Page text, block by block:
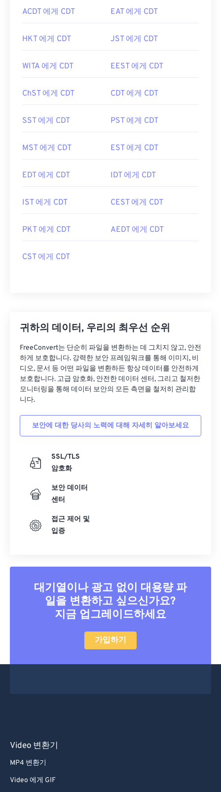
ACDT 에게 CDT EAT 에게 CDT
HKT 에게 CDT JST 에게 CDT
WITA 에게 CDT EEST 에게 CDT
ChST 에게 CDT CDT 에게 CDT
SST 에게 CDT PST 에게 CDT
MST 에게 CDT EST 에게 CDT
EDT 에게 CDT IDT 에게 CDT
IST 에게 CDT CEST 에게 CDT
PKT 에게 CDT AEDT 에게 CDT
CST 에게 CDT
귀하의 데이터, 우리의 최우선 순위
FreeConvert는 단순히 파일을 변환하는 데 그치지 않고, 안전
하게 보호합니다. 강력한 보안 프레임워크를 통해 이미지, 비
디오, 문서 등 어떤 파일을 변환하든 항상 데이터를 안전하게
보호합니다. 고급 암호화, 안전한 데이터 센터, 그리고 철저한
모니터링을 통해 데이터 보안의 모든 측면을 철저히 관리합
니다.
보안에 대한 당사의 노력에 대해 자세히 알아보세요
SSL/TLS
암호화
보안 데이터
센터
접근 제어 및
입증
대기열이나 광고 없이 대용량 파
일을 변환하고 싶으신가요?
지금 업그레이드하세요
가입하기
Video 변환기
MP4 변환기
Video 에게 GIF